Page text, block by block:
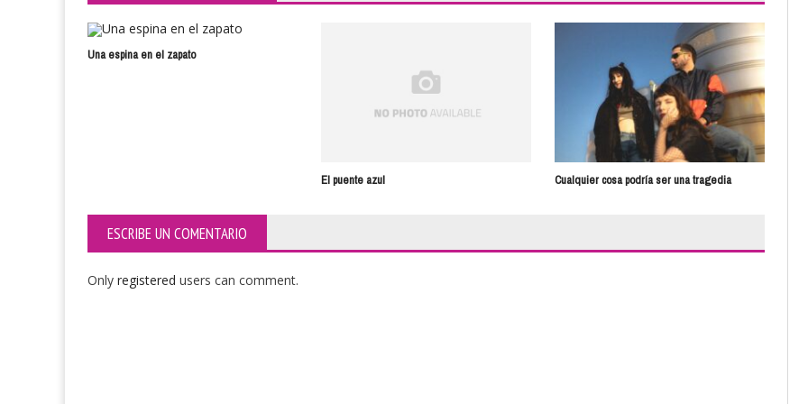
Una espina en el zapato
El puente azul Cualquier cosa podría ser una tragedia
ESCRIBE UN COMENTARIO
Only registered users can comment.